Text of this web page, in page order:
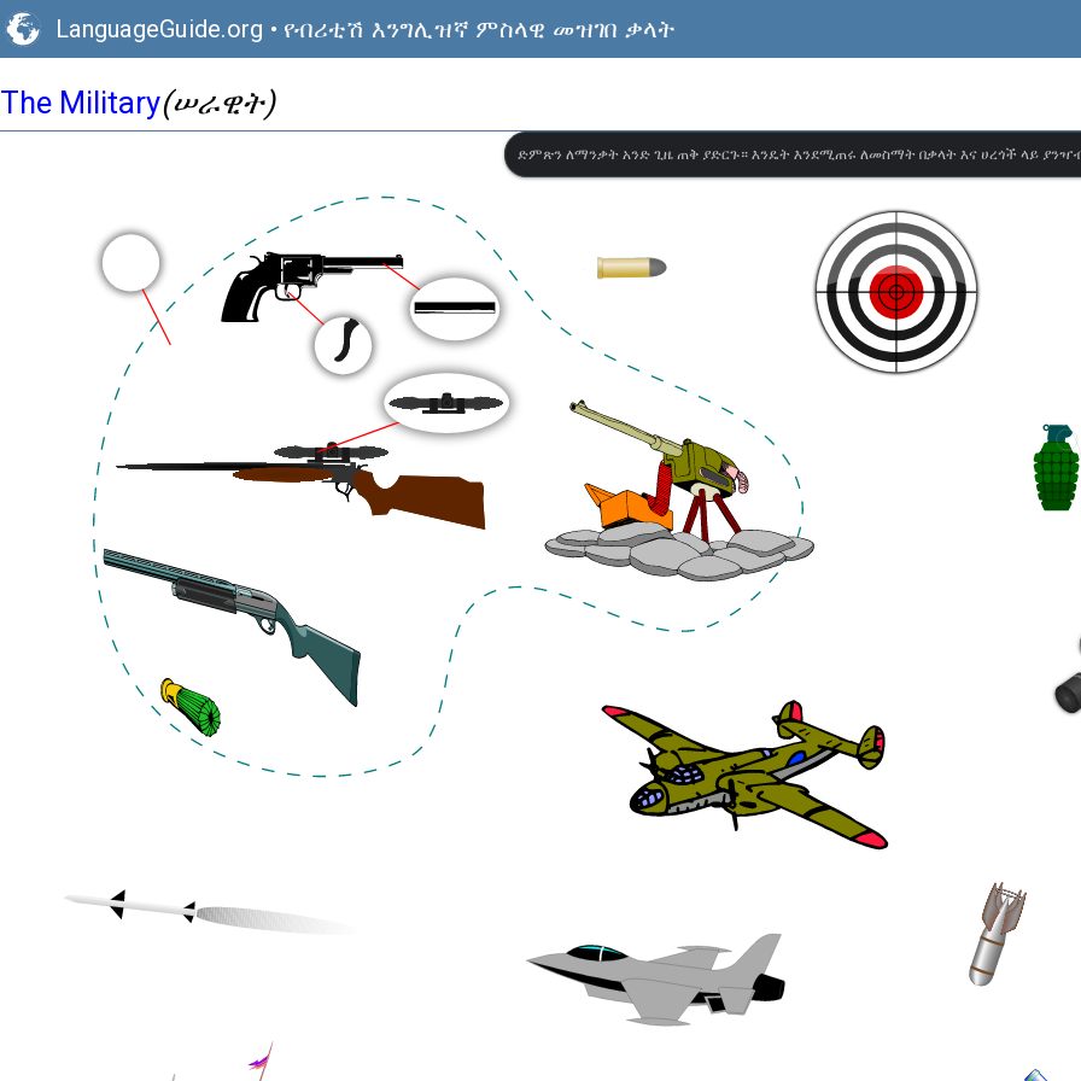
LanguageGuide.org • የብሪቲሽ እንግሊዝኛ ምስላዊ መዝገበ ቃላት
The Military(ሠራዊት)
ድምጽን ለማንቃት አንድ ጊዜ ጠቅ ያድርጉ። እንዴት እንደሚጠሩ ለመስማት በቃላት እና ሀረጎች ላይ